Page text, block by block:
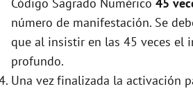
Código Sagrado Numérico 45
número de manifestación. Se
que al insistir en las 45 veces el
profundo.
Una vez finalizada la activación